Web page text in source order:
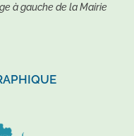
à gauche de la Mairie